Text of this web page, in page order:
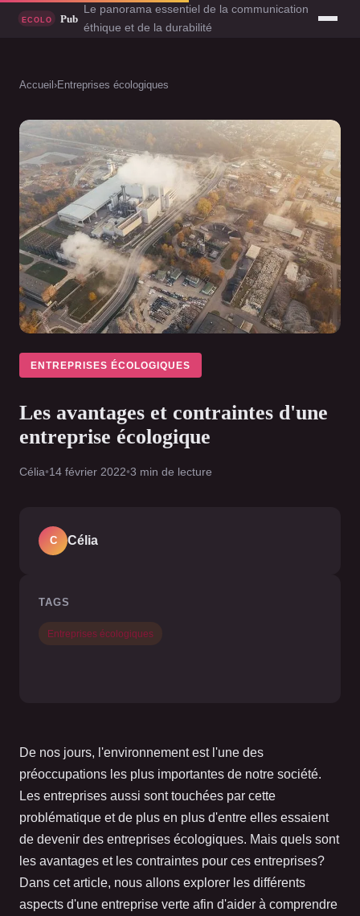
Le panorama essentiel de la communication
éthique et de la durabilité
Accueil ›Entreprises écologiques
ENTREPRISES ÉCOLOGIQUES
Les avantages et contraintes d'une
entreprise écologique
Célia•14 février 2022•3 min de lecture
De nos jours, l'environnement est l'une des
préoccupations les plus importantes de notre société.
Les entreprises aussi sont touchées par cette
problématique et de plus en plus d'entre elles essaient
de devenir des entreprises écologiques. Mais quels sont
les avantages et les contraintes pour ces entreprises?
Dans cet article, nous allons explorer les différents
aspects d'une entreprise verte afin d'aider à comprendre
C Célia
TAGS
Entreprises écologiques